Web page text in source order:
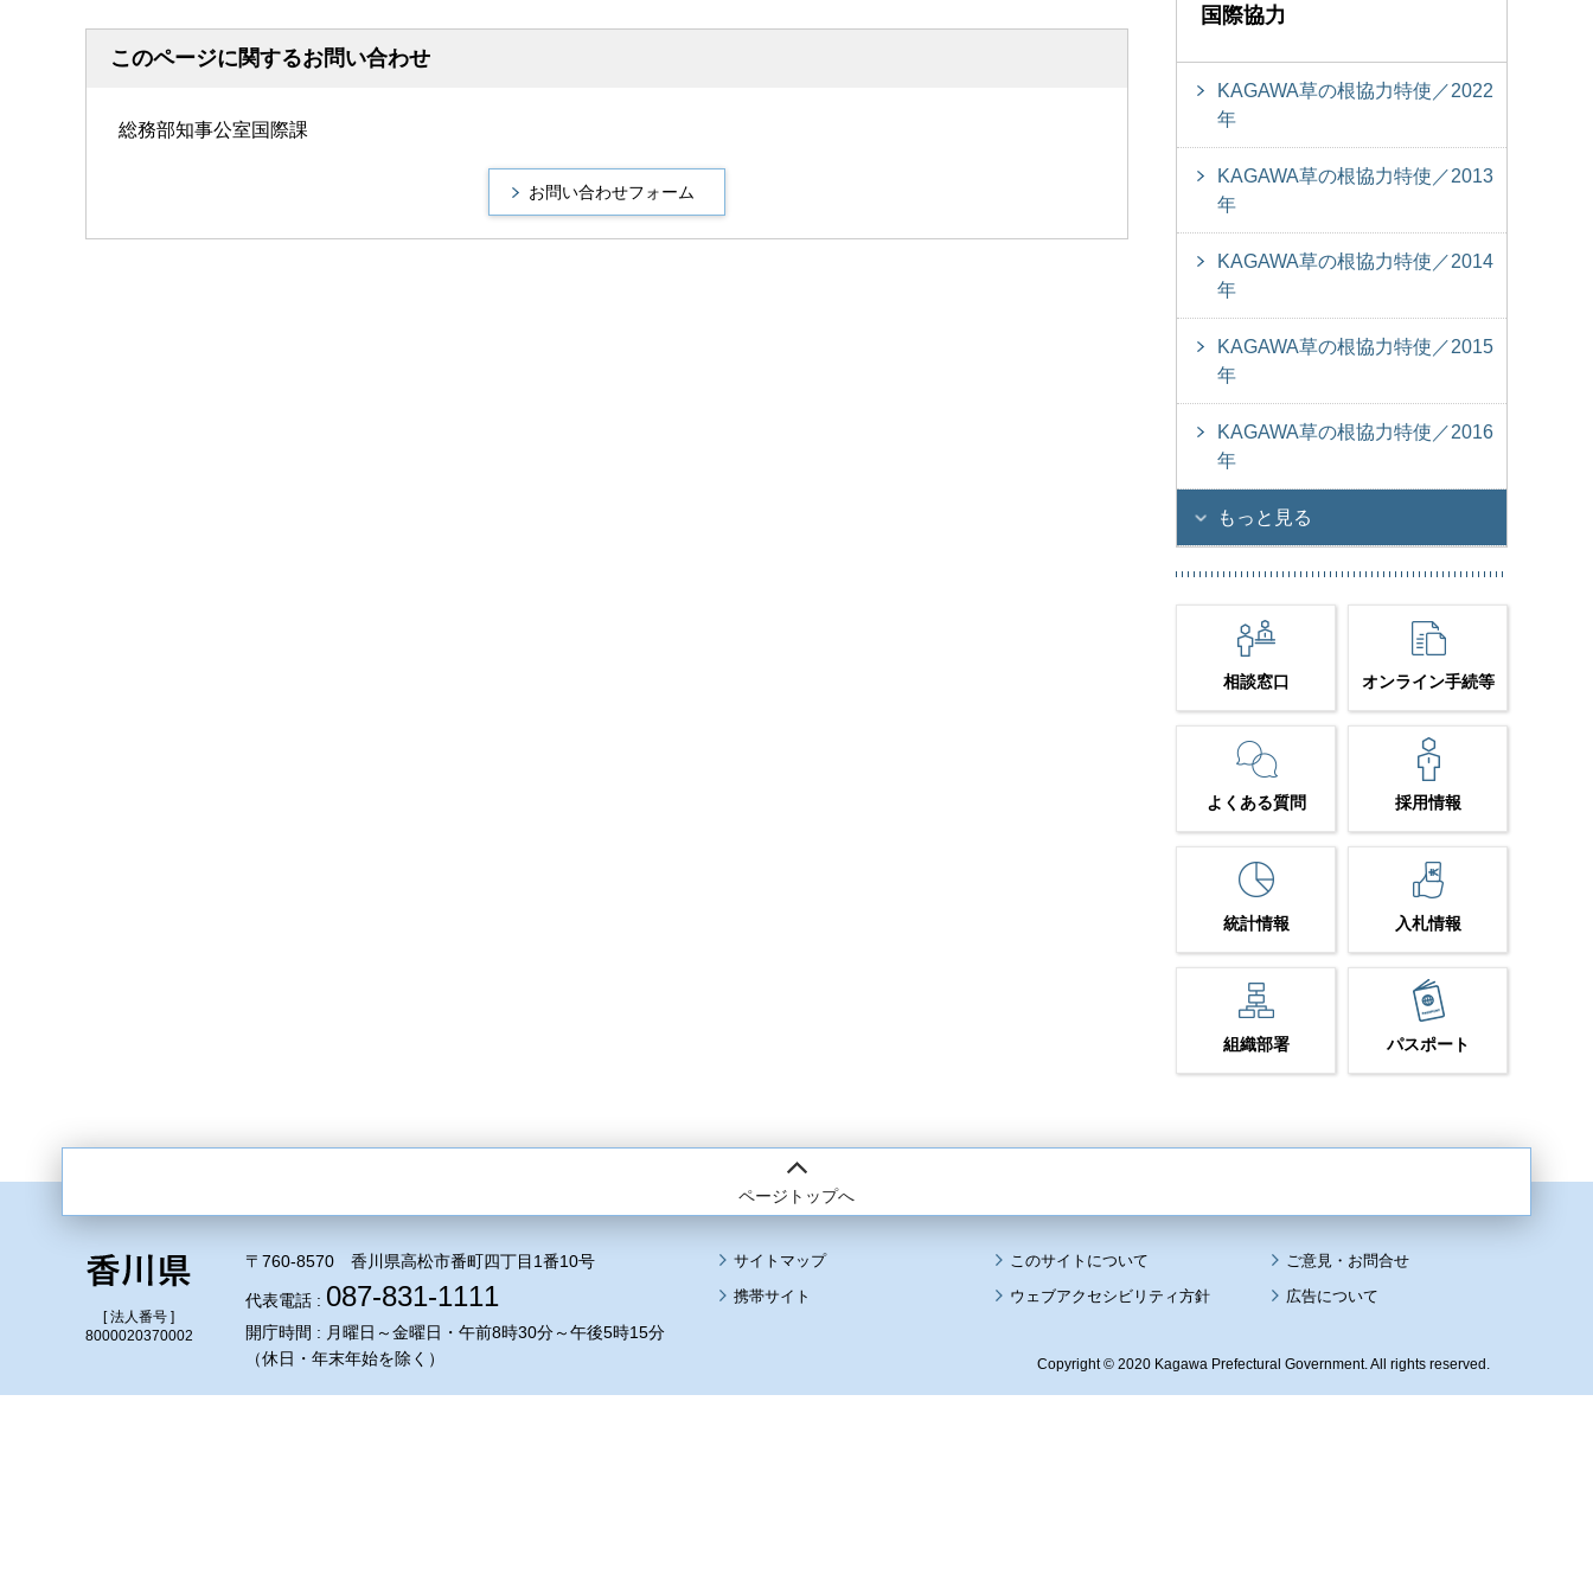
このページに関するお問い合わせ
総務部知事公室国際課
国際協力
KAGAWA草の根協力特使／2022
年
KAGAWA草の根協力特使／2013
年
KAGAWA草の根協力特使／2014
年
KAGAWA草の根協力特使／2015
年
KAGAWA草の根協力特使／2016
年
もっと見る
相談窓口 オンライン手続等
よくある質問 採用情報
統計情報 入札情報
組織部署 パスポート
ページトップへ
[ 法人番号 ]
8000020370002
〒760-8570 香川県高松市番町四丁目1番10号
代表電話 : 087-831-1111
開庁時間 : 月曜日～金曜日・午前8時30分～午後5時15分
（休日・年末年始を除く）
サイトマップ
このサイトについて
携帯サイト
ウェブアクセシビリティ方針 広告について
Copyright © 2020 Kagawa Prefectural Government. All rights reserved.